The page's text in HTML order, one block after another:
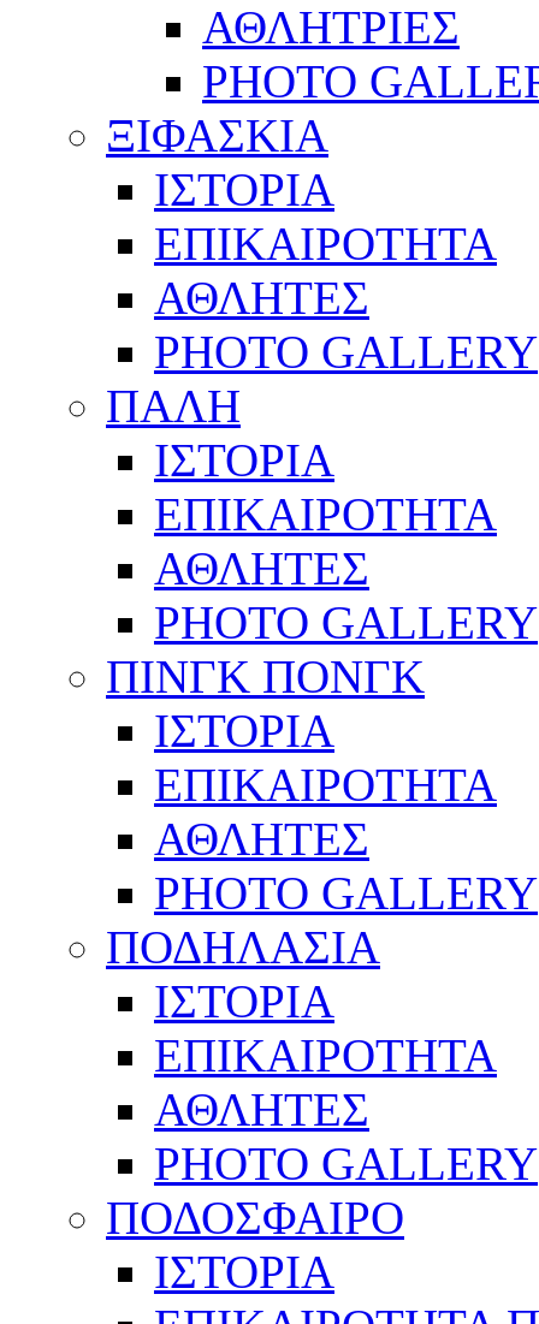
ΑΘΛΗΤΡΙΕΣ
PHOTO
ΞΙΦΑΣΚΙΑ
ΙΣΤΟΡΙΑ
ΕΠΙΚΑΙΡΟΤΗΤΑ
ΑΘΛΗΤΕΣ
PHOTO GALLERY
ΠΑΛΗ
ΙΣΤΟΡΙΑ
ΕΠΙΚΑΙΡΟΤΗΤΑ
ΑΘΛΗΤΕΣ
PHOTO GALLERY
ΠΙΝΓΚ ΠΟΝΓΚ
ΙΣΤΟΡΙΑ
ΕΠΙΚΑΙΡΟΤΗΤΑ
ΑΘΛΗΤΕΣ
PHOTO GALLERY
ΠΟΔΗΛΑΣΙΑ
ΙΣΤΟΡΙΑ
ΕΠΙΚΑΙΡΟΤΗΤΑ
ΑΘΛΗΤΕΣ
PHOTO GALLERY
ΠΟΔΟΣΦΑΙΡΟ
ΙΣΤΟΡΙΑ